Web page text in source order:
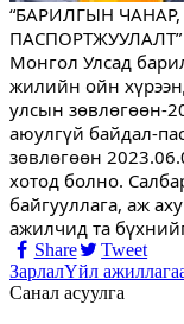
“БАРИЛГЫН
Монгол Улсад
жилийн ойн
улсын зөвлөгөөн-
аюулгүй байдал-
зөвлөгөөн
хотод болно.
байгууллага, аж
ажилчид та
Share
Tweet
ЗарлалҮйл
Санал асуулга